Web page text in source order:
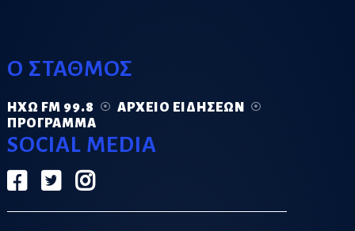
Ο ΣΤΑΘΜΟΣ
ΗΧΏ FM 99.8
ΑΡΧΕΊΟ ΕΙΔΉΣΕΩΝ
ΠΡΌΓΡΑΜΜΑ
SOCIAL MEDIA